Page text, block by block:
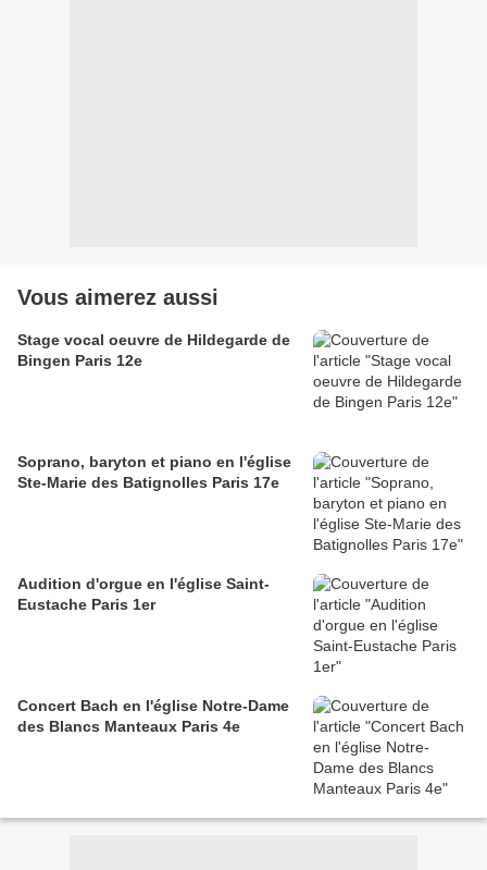
Vous aimerez aussi
Stage vocal oeuvre de Hildegarde de
Bingen Paris 12e
Soprano, baryton et piano en l'église
Ste-Marie des Batignolles Paris 17e
Audition d'orgue en l'église Saint-
Eustache Paris 1er
Concert Bach en l'église Notre-Dame
des Blancs Manteaux Paris 4e